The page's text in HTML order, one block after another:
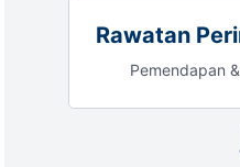
Rawatan
Pemendapan